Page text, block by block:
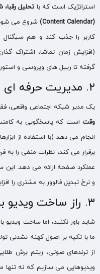
استراتژیک است که باتحلیل
(Content Calendar)
شروع می
کاربر را جذب کند و هم سیگنال
(افزایش زمان تماشا، اشتراک
گرفته تا رییل های ویروسی و
۲. مدیریت حرفه ای شبکه های اجتماعی
یک مدیر شبکه اجتماعی واقعی،
وقت است که پاسخگویی به
انجام می دهد (با استفاده از
برقرار می کند، نظرات منفی را
عملکرد صفحه ارائه می دهد. این
و نرخ تبدیل فالوور به مشتری را
۳. راز ساخت ویدیو با ویو میلیونی
شاید باور نکنید، اما ساخت ویدیو
از ترندهای صوتی، ریتم برش
ویدیوهایی می سازیم که نه تنها